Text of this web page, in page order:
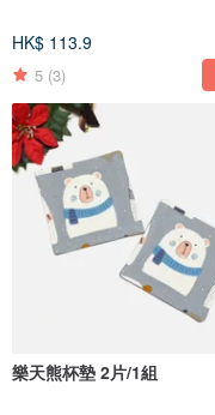
HK$ 113.9
5 (3)
樂天熊杯墊 2片/1組